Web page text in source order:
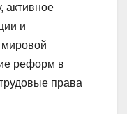
активное
и
реформ в
права